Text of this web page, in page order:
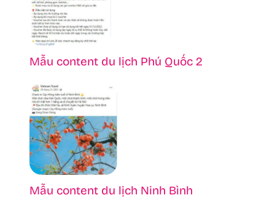
Mẫu content du lịch Phú Quốc 2
Mẫu content du lịch Ninh Bình